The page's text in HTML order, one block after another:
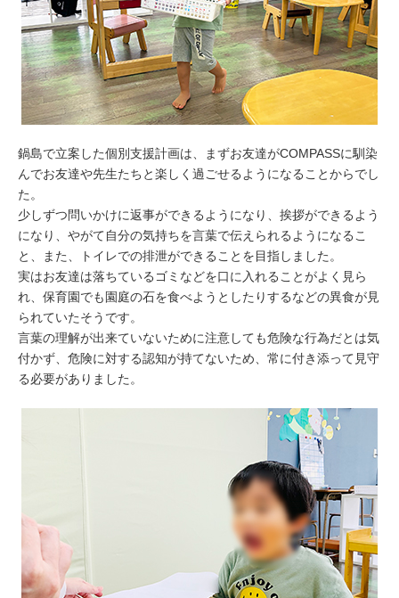
鍋島で立案した個別支援計画は、まずお友達がCOMPASSに馴染
んでお友達や先生たちと楽しく過ごせるようになることからでし
た。
少しずつ問いかけに返事ができるようになり、挨拶ができるよう
になり、やがて自分の気持ちを言葉で伝えられるようになるこ
と、また、トイレでの排泄ができることを目指しました。
実はお友達は落ちているゴミなどを口に入れることがよく見ら
れ、保育園でも園庭の石を食べようとしたりするなどの異食が見
られていたそうです。
言葉の理解が出来ていないために注意しても危険な行為だとは気
付かず、危険に対する認知が持てないため、常に付き添って見守
る必要がありました。